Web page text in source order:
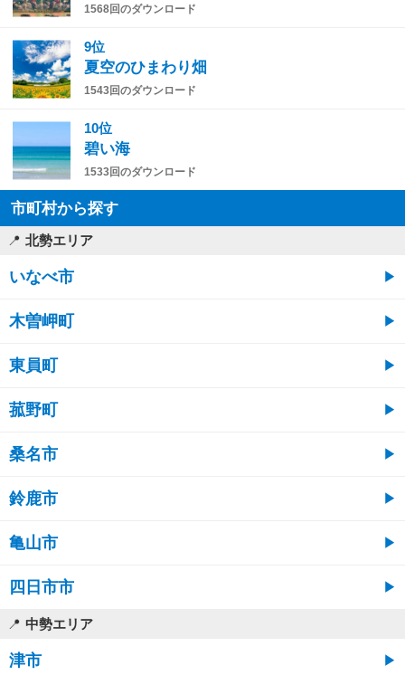
1568回のダウンロード
9位
夏空のひまわり畑
1543回のダウンロード
10位
碧い海
1533回のダウンロード
市町村から探す
北勢エリア
いなべ市
木曽岬町
東員町
菰野町
桑名市
鈴鹿市
亀山市
四日市市
中勢エリア
津市